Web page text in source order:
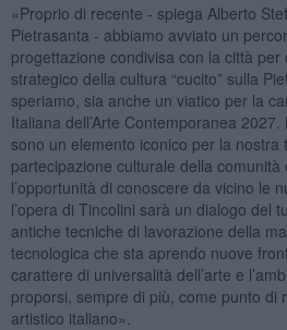
«Proprio di recente - spiega Alberto
Pietrasanta - abbiamo avviato un
progettazione condivisa con la città per
strategico della cultura “cucito” sulla
speriamo, sia anche un viatico per la
Italiana dell’Arte Contemporanea
sono un elemento iconico per la nostra
partecipazione culturale della comunità
l’opportunità di conoscere da vicino le
l’opera di Tincolini sarà un dialogo del
antiche tecniche di lavorazione della
tecnologica che sta aprendo nuove
carattere di universalità dell’arte e
proporsi, sempre di più, come punto di
artistico italiano».